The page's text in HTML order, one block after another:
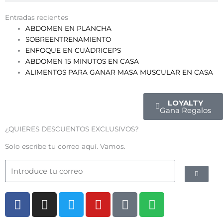
Entradas recientes
ABDOMEN EN PLANCHA
SOBREENTRENAMIENTO
ENFOQUE EN CUÁDRICEPS
ABDOMEN 15 MINUTOS EN CASA
ALIMENTOS PARA GANAR MASA MUSCULAR EN CASA
LOYALTY
Gana Regalos
¿QUIERES DESCUENTOS EXCLUSIVOS?
Solo escribe tu correo aquí. Vamos.
F
a
I
n
T
w
Y
o
T
i
S
p